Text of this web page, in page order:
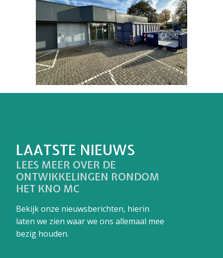
LAATSTE NIEUWS
LEES MEER OVER DE
ONTWIKKELINGEN RONDOM
HET KNO MC
Bekijk onze nieuwsberichten, hierin
laten we zien waar we ons allemaal mee
bezig houden.